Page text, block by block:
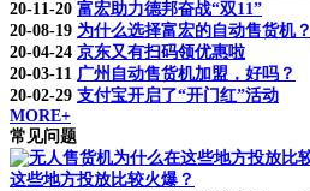
20-11-20 富宏助力德邦奋战“双11”
20-08-19 为什么选择富宏的自动售货机？
20-04-24 京东又有扫码领优惠啦
20-03-11 广州自动售货机加盟，好吗？
20-02-29 支付宝开启了“开门红”活动
MORE+
常见问题
这些地方投放比较火爆？